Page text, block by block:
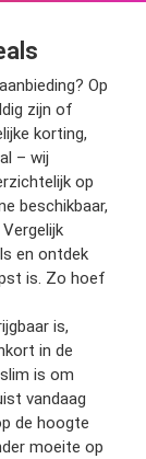
Op
zijn of
korting,
– wij
op
beschikbaar,
en ontdek
is. Zo hoef
is,
in de
is om
vandaag
de hoogte
moeite op